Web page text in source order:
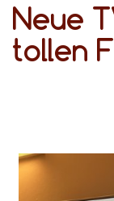
Neue
tollen